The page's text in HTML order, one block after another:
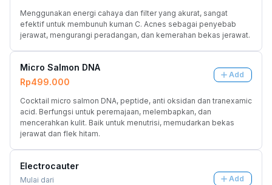
Menggunakan energi cahaya dan filter yang akurat, sangat
efektif untuk membunuh kuman C. Acnes sebagai penyebab
jerawat, mengurangi peradangan, dan kemerahan bekas jerawat.
Micro Salmon DNA
Rp499.000
Add
Cocktail micro salmon DNA, peptide, anti oksidan dan tranexamic
acid. Berfungsi untuk peremajaan, melembapkan, dan
mencerahkan kulit. Baik untuk menutrisi, memudarkan bekas
jerawat dan flek hitam.
Electrocauter
Mulai dari Add